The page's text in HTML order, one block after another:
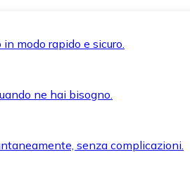
modo rapido e sicuro.
ne hai bisogno.
senza complicazioni.